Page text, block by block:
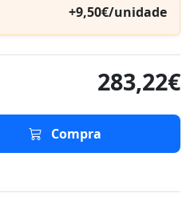
+9,50€/unidade
283,22€
Compra